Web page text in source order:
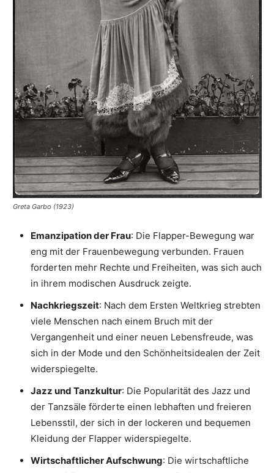
Greta Garbo (1923)
Emanzipation der Frau: Die Flapper-Bewegung war
eng mit der Frauenbewegung verbunden. Frauen
forderten mehr Rechte und Freiheiten, was sich auch
in ihrem modischen Ausdruck zeigte.
Nachkriegszeit: Nach dem Ersten Weltkrieg strebten
viele Menschen nach einem Bruch mit der
Vergangenheit und einer neuen Lebensfreude, was
sich in der Mode und den Schönheitsidealen der Zeit
widerspiegelte.
Jazz und Tanzkultur: Die Popularität des Jazz und
der Tanzsäle förderte einen lebhaften und freieren
Lebensstil, der sich in der lockeren und bequemen
Kleidung der Flapper widerspiegelte.
Wirtschaftlicher Aufschwung: Die wirtschaftliche